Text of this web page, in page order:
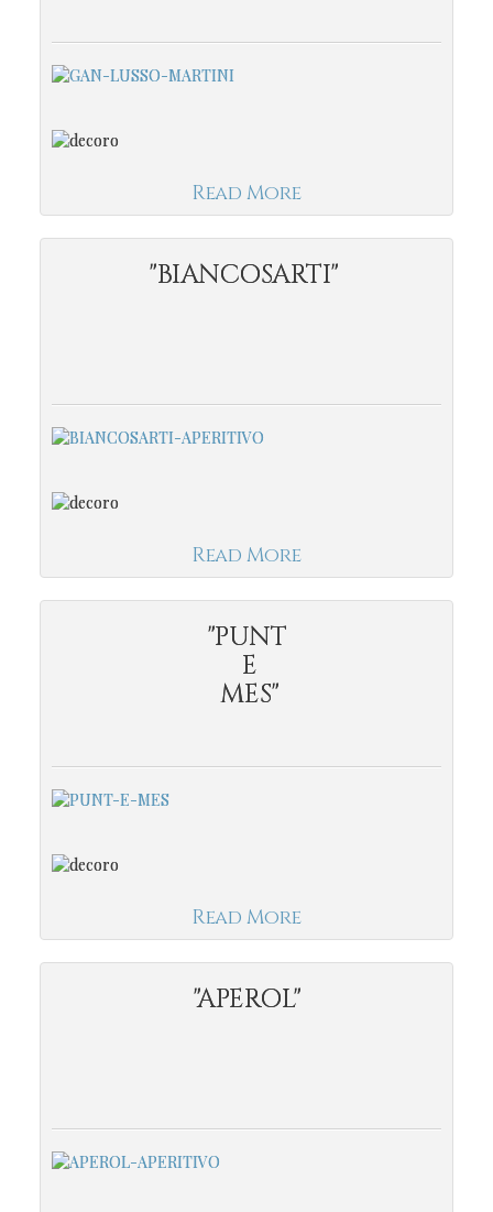
Read More
"BIANCOSARTI"
Read More
"PUNT
E
MES"
Read More
"APEROL"